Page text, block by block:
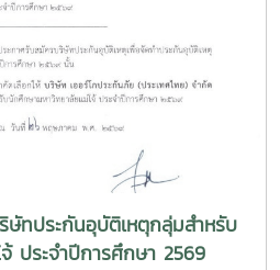
ษัทประกันอุบัติเหตุกลุ่มสำหรับ
ประจำปีการศึกษา 2569